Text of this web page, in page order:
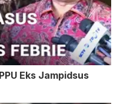
Eks Jampidsus